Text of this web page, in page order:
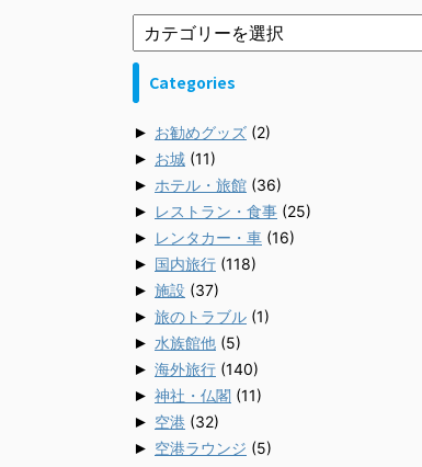
Categories
► お勧めグッズ (2)
► お城 (11)
► ホテル・旅館 (36)
► レストラン・食事 (25)
► レンタカー・車 (16)
► 国内旅行 (118)
► 施設 (37)
► 旅のトラブル (1)
► 水族館他 (5)
► 海外旅行 (140)
► 神社・仏閣 (11)
► 空港 (32)
► 空港ラウンジ (5)